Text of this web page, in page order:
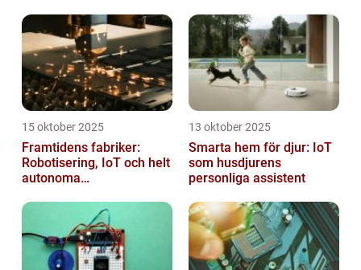
15 oktober 2025
Framtidens fabriker:
Robotisering, IoT och helt
autonoma
13 oktober 2025
Smarta hem för djur: IoT
som husdjurens
personliga assistent